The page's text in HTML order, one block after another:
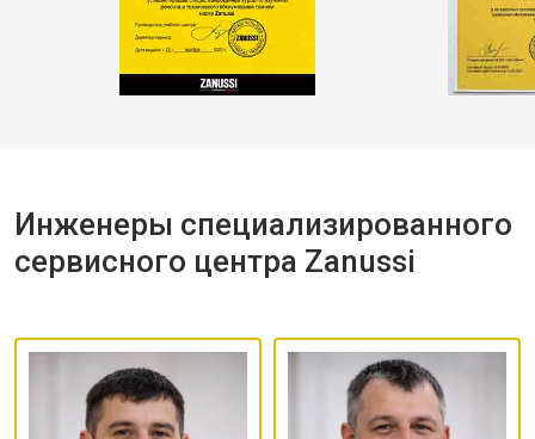
Инженеры специализированного
сервисного центра Zanussi